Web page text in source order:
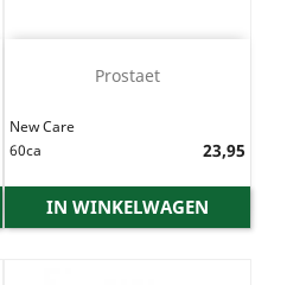
Prostaet
New Care
60ca
23,95
IN WINKELWAGEN